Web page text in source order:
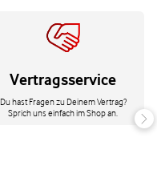
Vertragsservice
Du hast Fragen zu Deinem Vertrag?
Sprich uns einfach im Shop an.